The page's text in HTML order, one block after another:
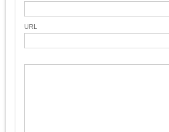
URL